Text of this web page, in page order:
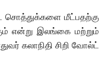
சொத்துக்களை மீட்பதற்கு
என்று இலங்கை மற்றும்
கலாநிதி சிறி வோல்ட்